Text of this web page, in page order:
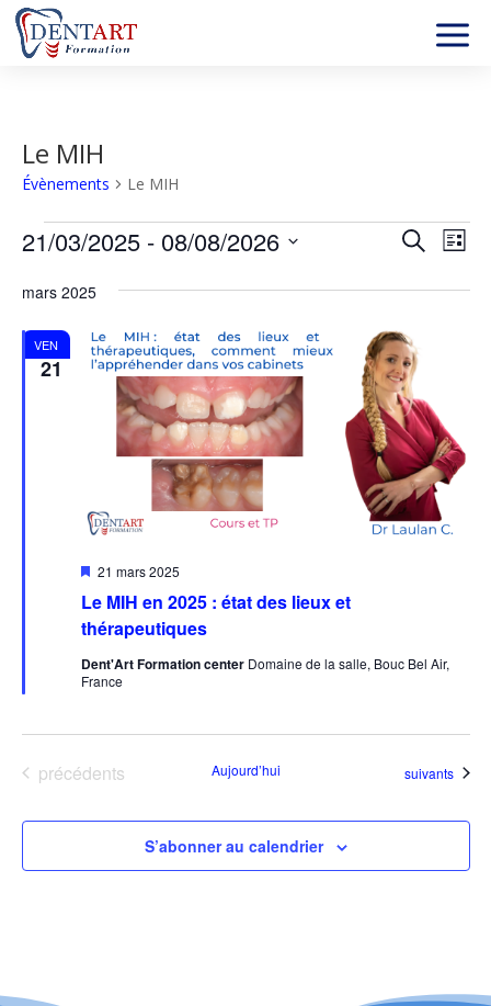
Le MIH
Évènements Le MIH
Évènements
de
vues
Recherche
de
Liste
21/03/2025 - 08/08/2026
une
mars 2025
VEN
21
Le MIH en 2025 : état des lieux et
thérapeutiques
Mis
avant
21 mars 2025
Dent'Art Formation center Domaine de la salle, Bouc Bel Air,
France
Évènements
précédents Aujourd’hui Évènements
suivants
S’abonner au calendrier